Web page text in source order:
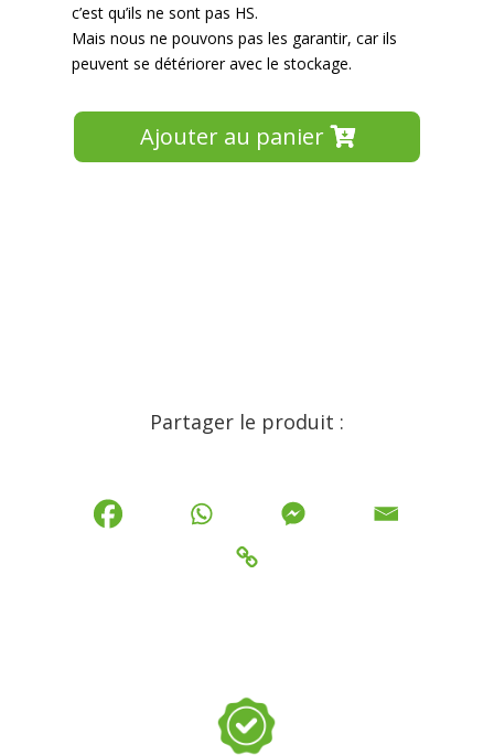
c’est qu’ils ne sont pas HS.
Mais nous ne pouvons pas les garantir, car ils
peuvent se détériorer avec le stockage.
Ajouter au panier
Partager le produit :